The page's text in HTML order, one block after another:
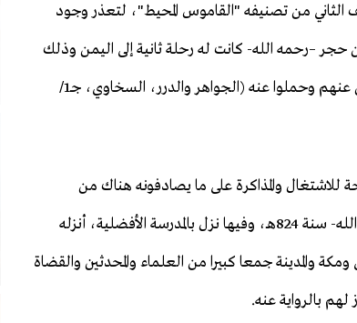
الثاني من تصنيفه "القاموس المحيط"، لتعذر وجود
حجر –رحمه الله- كانت له رحلة ثانية إلى اليمن وذلك
سنة 806هـ، بعد أن جاور بمكة، فلقي فيها كثير من العلماء، فحمل عنهم وحملوا عنه (الجواهر والدرر، السخاوي، جـ1/
للاشتغال والمذاكرة على ما يصادفونه هناك من
العلماء والشيوخ والمحدثين والمسندين، وكان آخر حجة حجها –رحمه الله- سنة 824هـ، وفيها نزل بالمدرسة الأفضلية، أنزله
والمدينة جمعا كبيرا من العلماء والمحدثين والقضاة
بالرواية عنه.